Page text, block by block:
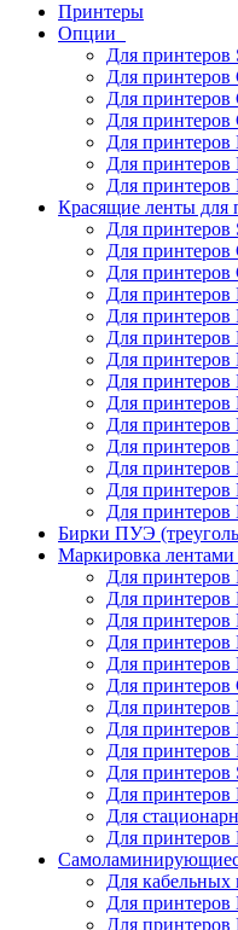
Принтеры
Опции
Для принтеров
Для принтеров
Для принтеров
Для принтеров
Для принтеров
Для
Для
Красящие ленты для
Для принтеров
Для
Для
Для принтеров
Для
Для
Для
Для принтеров
Для
Для принтеров
Для
Для принтеров
Для принтеров
Для принтеров
Бирки ПУЭ
Маркировка лентами
Для принтеров
Для принтеров
Для принтеров
Для
Для принтеров
Для принтеров
Для
Для
Для принтеров
Для принтеров
Для
Для
Для принтеров
Для кабельных
Для
Для принтеров